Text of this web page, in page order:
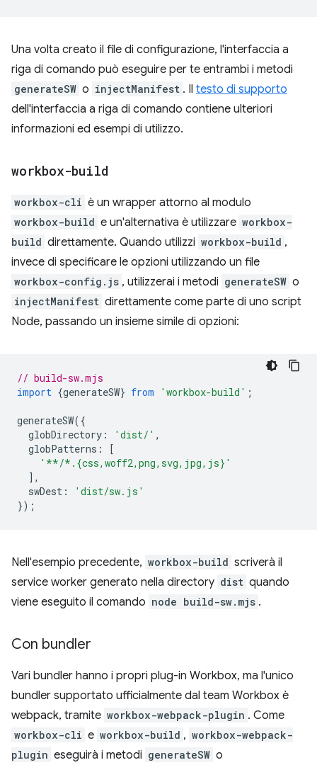
Una volta creato il file di configurazione, l'interfaccia a
riga di comando può eseguire per te entrambi i metodi
generateSW o injectManifest . Il testo di supporto
dell'interfaccia a riga di comando contiene ulteriori
informazioni ed esempi di utilizzo.
workbox-build
workbox-cli è un wrapper attorno al modulo
workbox-build e un'alternativa è utilizzare workbox-
build direttamente. Quando utilizzi workbox-build ,
invece di specificare le opzioni utilizzando un file
workbox-config.js , utilizzerai i metodi generateSW o
injectManifest direttamente come parte di uno script
Node, passando un insieme simile di opzioni:
// build-sw.mjs
import {generateSW} from 'workbox-build' ;
generateSW({
globDirectory : 'dist/' ,
globPatterns :
[
'**/*.{css,woff2,png,svg,jpg,js}'
],
swDest :
'dist/sw.js'
});
Nell'esempio precedente, workbox-build scriverà il
service worker generato nella directory dist quando
viene eseguito il comando node build-sw.mjs .
Con bundler
Vari bundler hanno i propri plug-in Workbox, ma l'unico
bundler supportato ufficialmente dal team Workbox è
webpack, tramite workbox-webpack-plugin . Come
workbox-cli e workbox-build , workbox-webpack-
plugin eseguirà i metodi generateSW o